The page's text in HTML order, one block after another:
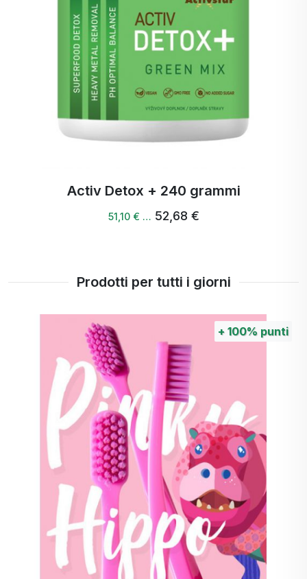
Activ Detox + 240 grammi
51,10 € … 52,68 €
Prodotti per tutti i giorni
+ 100% punti